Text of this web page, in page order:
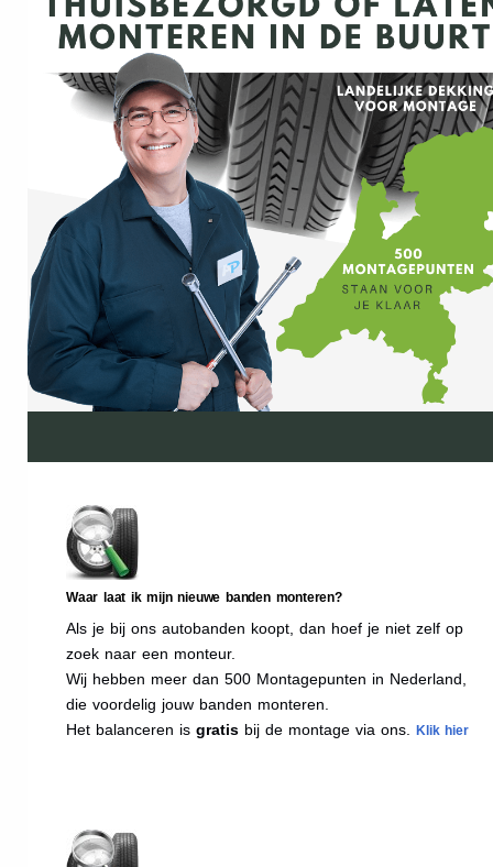
Waar laat ik mijn nieuwe banden monteren?
Als je bij ons autobanden koopt, dan hoef je niet zelf op
zoek naar een monteur.
Wij hebben meer dan 500 Montagepunten in Nederland,
die voordelig jouw banden monteren.
Het balanceren is gratis bij de montage via ons. Klik hier